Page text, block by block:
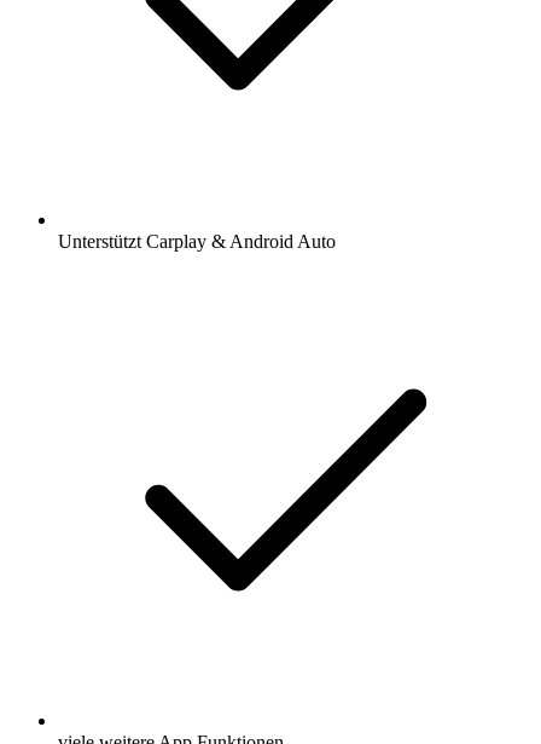
Unterstützt Carplay & Android Auto